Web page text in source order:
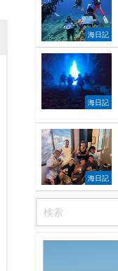
海日記
海日記
海日記